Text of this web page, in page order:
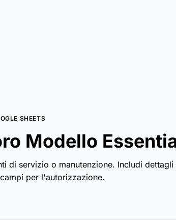
SHEETS
Modello
di servizio o manutenzione. Includi dettagli
per l'autorizzazione.